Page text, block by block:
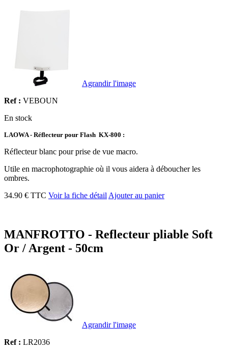
Agrandir l'image
Ref : VEBOUN
En stock
LAOWA - Réflecteur pour Flash KX-800 :
Réflecteur blanc pour prise de vue macro.
Utile en macrophotographie où il vous aidera à déboucher les
ombres.
34.90 € TTC Voir la fiche détail Ajouter au panier
MANFROTTO - Reflecteur pliable Soft
Or / Argent - 50cm
Agrandir l'image
Ref : LR2036